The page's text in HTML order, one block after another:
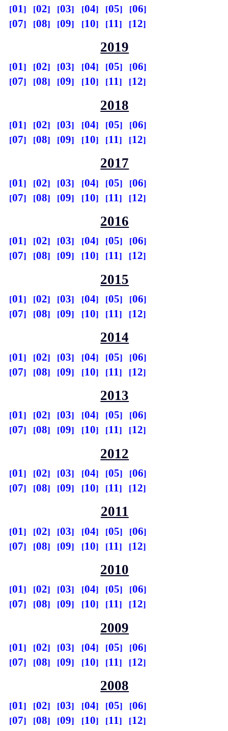
01 02 03 04 05
06
07
08 09 10 11 12
2019
01 02 03 04 05
06
07
08 09 10 11 12
2018
01 02 03 04 05
06
07
08 09 10 11 12
2017
01 02 03 04 05
06
07
08 09 10 11 12
2016
01 02 03 04 05
06
07
08 09 10 11 12
2015
01 02 03 04 05
06
07
08 09 10 11 12
2014
01 02 03 04 05
06
07
08 09 10 11 12
2013
01 02 03 04 05
06
07
08 09 10 11 12
2012
01 02 03 04 05
06
07
08 09 10 11 12
2011
01 02 03 04 05
06
07
08 09 10 11 12
2010
01 02 03 04 05
06
07
08 09 10 11 12
2009
01 02 03 04 05
06
07
08 09 10 11 12
2008
01 02 03 04 05
06
07
08 09 10 11 12